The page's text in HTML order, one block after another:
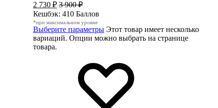
2 730 ₽ 3 900₽
Кешбэк: 410 Баллов
*при максимальном уровне
Выберите параметры Этот товар имеет несколько
вариаций. Опции можно выбрать на странице
товара.